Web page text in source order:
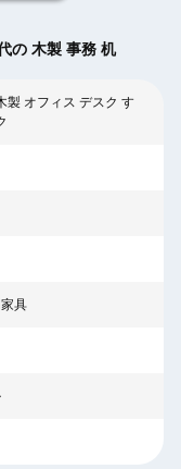
の 木製 事務 机
製 オフィス デスク す
具